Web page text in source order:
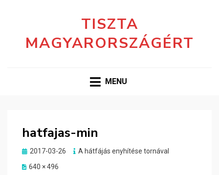
TISZTA
MAGYARORSZÁGÉRT
MENU
hatfajas-min
Posted
2017-03-26
A hátfájás enyhítése tornával
640 × 496